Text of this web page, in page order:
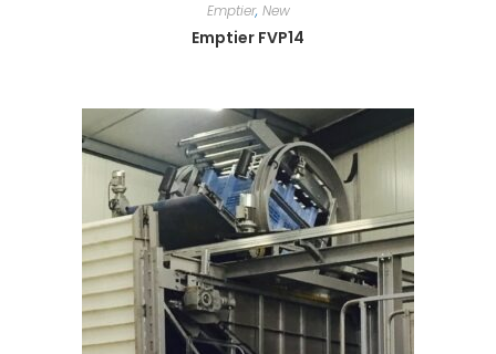
Emptier, New
Emptier FVP14